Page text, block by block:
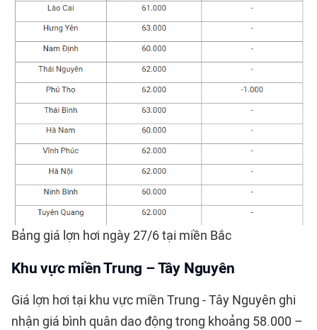
Bảng giá lợn hơi ngày 27/6 tại miền Bắc
Khu vực miền Trung – Tây Nguyên
Giá lợn hơi tại khu vực miền Trung - Tây Nguyên ghi
nhận giá bình quân dao động trong khoảng 58.000 –